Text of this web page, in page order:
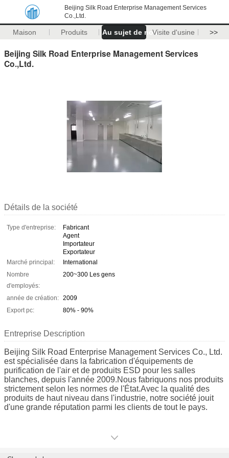
Beijing Silk Road Enterprise Management Services
Co.,Ltd.
Maison Produits Au sujet de nousVisite d'usine >>
Beijing Silk Road Enterprise Management Services
Co.,Ltd.
Détails de la société
Type d'entreprise:
Fabricant
Agent
Importateur
Exportateur
Marché principal:
International
Nombre
d'employés:
200~300 Les gens
année de création: 2009
Export pc:
80% - 90%
Entreprise Description
Beijing Silk Road Enterprise Management Services Co., Ltd.
est spécialisée dans la fabrication d'équipements de
purification de l'air et de produits ESD pour les salles
blanches, depuis l'année 2009.Nous fabriquons nos produits
strictement selon les normes de l'État.Avec la qualité des
produits de haut niveau dans l'industrie, notre société jouit
d'une grande réputation parmi les clients de tout le pays.